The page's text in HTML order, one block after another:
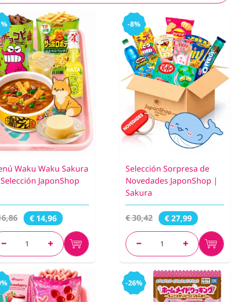
Waku Waku Sakura
JaponShop
€ 14,96
-8%
Selección Sorpresa de
Novedades JaponShop |
Sakura
€ 30,42 € 27,99
-26%